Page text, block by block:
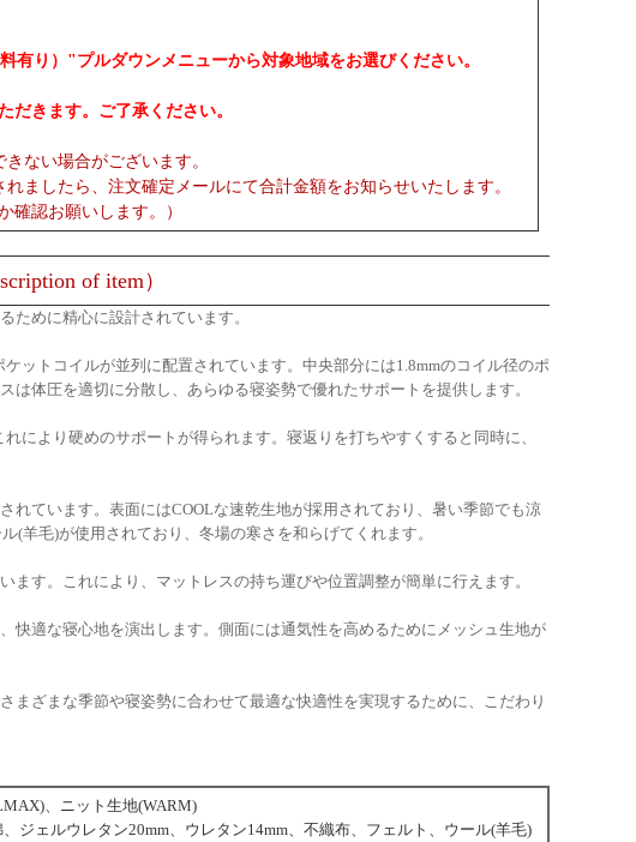
り）"プルダウンメニューから対象地域をお選びください。
きます。ご了承ください。
ない場合がございます。
ましたら、注文確定メールにて合計金額をお知らせいたします。
確認お願いします。）
of item）
ために精心に設計されています。
ットコイルが並列に配置されています。中央部分には1.8mmのコイル径のポ
体圧を適切に分散し、あらゆる寝姿勢で優れたサポートを提供します。
により硬めのサポートが得られます。寝返りを打ちやすくすると同時に、
ています。表面にはCOOLな速乾生地が採用されており、暑い季節でも涼
(羊毛)が使用されており、冬場の寒さを和らげてくれます。
す。これにより、マットレスの持ち運びや位置調整が簡単に行えます。
快適な寝心地を演出します。側面には通気性を高めるためにメッシュ生地が
ざまな季節や寝姿勢に合わせて最適な快適性を実現するために、こだわり
、ニット生地(WARM)
ジェルウレタン20mm、ウレタン14mm、不織布、フェルト、ウール(羊毛)